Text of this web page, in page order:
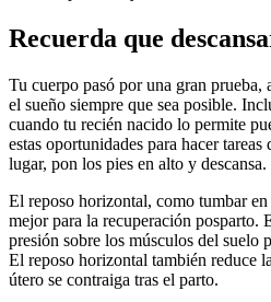
Recuerda que
Tu cuerpo pasó por una gran prueba,
el sueño siempre que sea posible.
cuando tu recién nacido lo permite
estas oportunidades para hacer tareas
lugar, pon los pies en alto y descansa.
El reposo horizontal, como tumbar
mejor para la recuperación posparto.
presión sobre los músculos del suelo
El reposo horizontal también reduce
útero se contraiga tras el parto.